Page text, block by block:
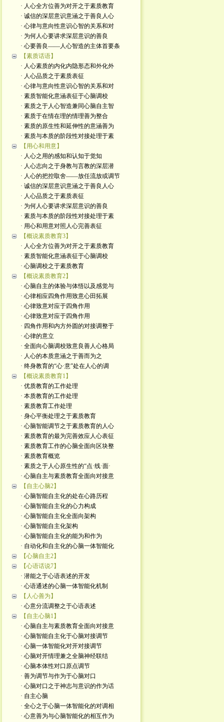
· 人心全方位善为对开之于素质教育
· 诚信的深层意识意涵之于善良人心
· 心律与意向性意识心智的关系和对
· 为何人心要讲求深层意识的善良
· 心要善良——人心智造的主体首要条
【素质话语】
· 人心素质的内化内隐形态和外化外
· 人心品质之于素质表征
· 心律与意向性意识心智的关系和对
· 素质智能化意涵表征于心脑调校
· 素质之于人心智造兼同心脑自主智
· 素质于在情在理的情理善为整合
· 素质的原生性和延伸性的意涵善为
· 素质与本质的阶段性对接处理于素
【用心和用意】
· 人心之用的感知和认知于觉知
· 人心志向之于身教与言教的深层潜
· 人心的把控取舍——放任流放或调节
· 诚信的深层意识意涵之于善良人心
· 人心品质之于素质表征
· 为何人心要讲求深层意识的善良
· 素质与本质的阶段性对接处理于素
· 用心和用意对照人心完善表征
【概说素质教育3】
· 人心全方位善为对开之于素质教育
· 素质智能化意涵表征于心脑调校
· 心脑调校之于素质教育
【概说素质教育2】
· 心脑自主的体验与体悟以及感觉与
· 心律相应四角作用致意心田拓展
· 心律致意对应于四角作用
· 心律致意对应于四角作用
· 四角作用和内方外圆的对接调整于
· 心律的意立
· 全面向心脑调校致意良善人心格局
· 人心的本质意涵之于善而为之
· 终身教育的“心·意”处在人心的调
【概说素质教育1】
· 优质教育的工作处理
· 本质教育的工作处理
· 素质教育工作处理
· 身心平衡处理之于素质教育
· 心脑智能调节之于素质教育的人心
· 素质教育的最为完善效应人心表征
· 素质教育工作的心脑全面向区块整
· 素质教育概览
· 素质之于人心原生性的“点·线·面·
· 心脑自主与素质教育全面向对接意
【自主心脑2】
· 心脑智能自主化的处在心路历程
· 心脑智能自主化的心力构成
· 心脑智能自主化全面向架构
· 心脑智能自主化架构
· 心脑智能自主化的能为和作为
· 自动化和自主化的心脑一体智能化
【心脑自主2】
【心语话说7】
· 潜能之于心语表述的开发
· 心语通述的心脑一体智能化机制
【人心善为】
· 心意分流调整之于心语表述
【自主心脑1】
· 心脑自主与素质教育全面向对接意
· 心脑智能自主化于心脑对接调节
· 心脑一体智能化对开对接调节
· 心脑对开情理兼之全脑神经联结
· 心脑本体性对口原点调节
· 善为调节与作为于心脑对口
· 心脑对口之于神志与意识的作为话
· 自主心脑
· 全心之于心脑一体智能化的对调相
· 心意善为与心脑智能化的相互作为